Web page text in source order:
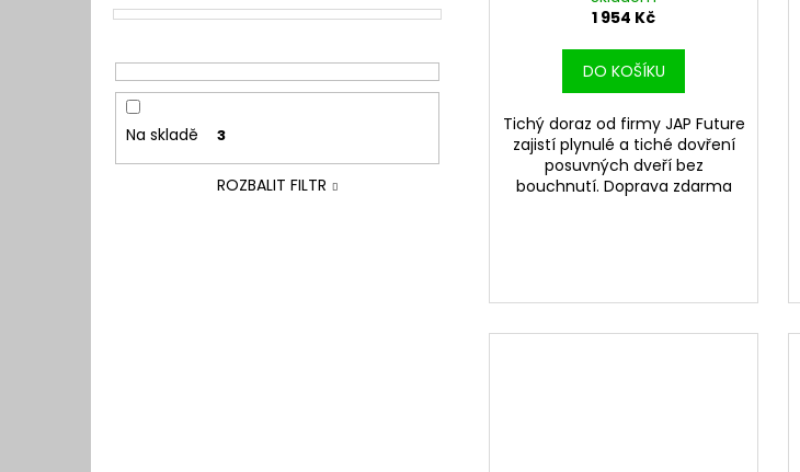
Na skladě 3
ROZBALIT FILTR
1 954 Kč
DO KOŠÍKU
Tichý doraz od firmy JAP Future
zajistí plynulé a tiché dovření
posuvných dveří bez
bouchnutí. Doprava zdarma